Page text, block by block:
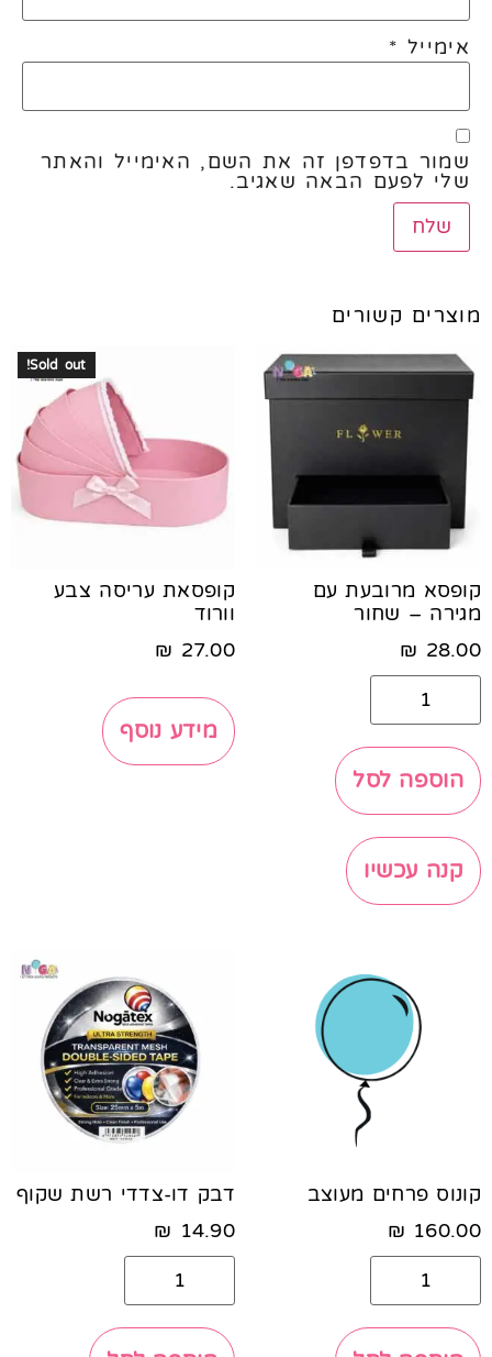
אימייל *
שמור בדפדפן זה את השם, האימייל והאתר
שלי לפעם הבאה שאגיב.
מוצרים קשורים
קופסא מרובעת עם
מגירה – שחור
28.00
₪
הוספה לסל
קנה עכשיו
Sold out!
קופסאת עריסה צבע
וורוד
27.00
₪
מידע נוסף
קונוס פרחים מעוצב
160.00
₪
דבק דו-צדדי רשת שקוף
14.90
₪